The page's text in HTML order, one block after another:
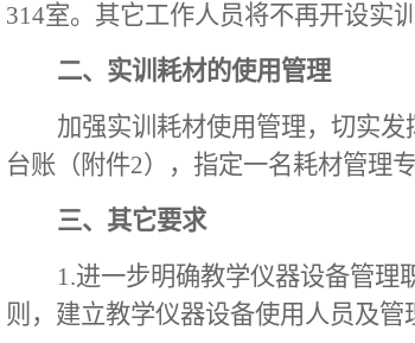
314室。其它工作人员将不再开设实
二、实训耗材的使用管理
加强实训耗材使用管理，切实
台账（附件2），指定一名耗材管理
三、其它要求
1.进一步明确教学仪器设备管理
则，建立教学仪器设备使用人员及管